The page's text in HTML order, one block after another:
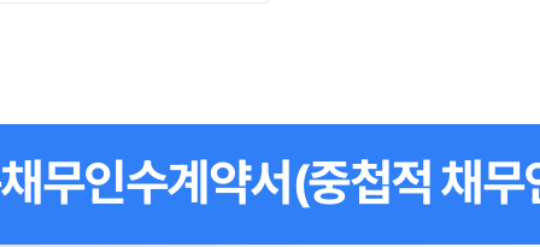
무인수계약서(중첩적 채무